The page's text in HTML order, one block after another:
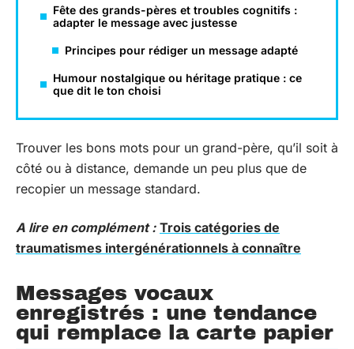
Fête des grands-pères et troubles cognitifs :
adapter le message avec justesse
Principes pour rédiger un message adapté
Humour nostalgique ou héritage pratique : ce
que dit le ton choisi
Trouver les bons mots pour un grand-père, qu’il soit à
côté ou à distance, demande un peu plus que de
recopier un message standard.
A lire en complément : Trois catégories de
traumatismes intergénérationnels à connaître
Messages vocaux
enregistrés : une tendance
qui remplace la carte papier